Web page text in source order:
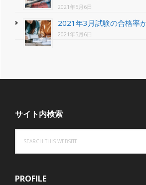
2021年5月6日
2021年3月試験の合格率
2021年5月6日
サイト内検索
this
website
PROFILE